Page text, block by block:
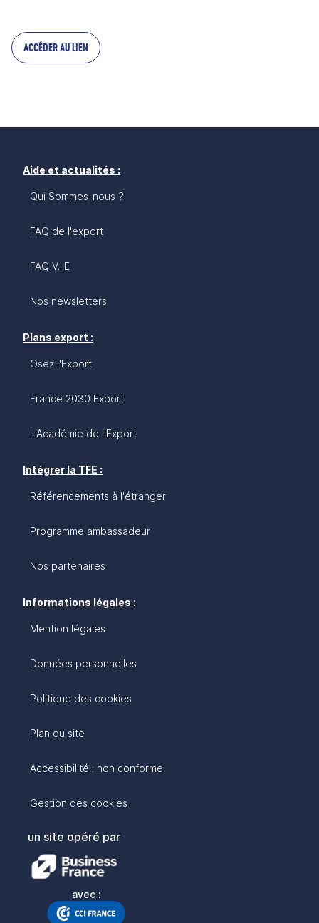
ACCÉDER AU LIEN
Aide et actualités :
Qui Sommes-nous ?
FAQ de l'export
FAQ V.I.E
Nos newsletters
Plans export :
Osez l'Export
France 2030 Export
L'Académie de l'Export
Intégrer la TFE :
Référencements à l'étranger
Programme ambassadeur
Nos partenaires
Informations légales :
Mention légales
Données personnelles
Politique des cookies
Plan du site
Accessibilité : non conforme
Gestion des cookies
un site opéré par
avec :